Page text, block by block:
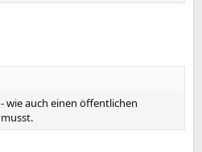
wie auch einen öffentlichen